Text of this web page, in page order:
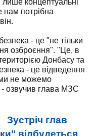
лише концептуальні
нам потрібна
- це "не тільки
озброєння". "Це, в
Донбасу та
- це відведення
ми не можемо
- озвучив глава МЗС
Зустріч глав
відбудеться